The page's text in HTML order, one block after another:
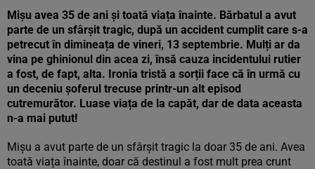
Mișu avea 35 de ani și toată viața înainte. Bărbatul a avut
parte de un sfârșit tragic, după un accident cumplit care s-a
petrecut în dimineața de vineri, 13 septembrie. Mulți ar da
vina pe ghinionul din acea zi, însă cauza incidentului rutier
a fost, de fapt, alta. Ironia tristă a sorții face că în urmă cu
un deceniu șoferul trecuse printr-un alt episod
cutremurător. Luase viața de la capăt, dar de data aceasta
n-a mai putut!
Mișu a avut parte de un sfârșit tragic la doar 35 de ani. Avea
toată viața înainte, doar că destinul a fost mult prea crunt